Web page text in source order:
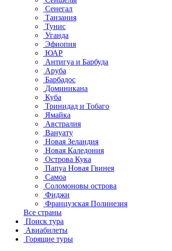
Сенегал
Танзания
Тунис
Уганда
Эфиопия
ЮАР
Антигуа и Барбуда
Аруба
Барбадос
Доминикана
Куба
Тринидад и Тобаго
Ямайка
Австралия
Вануату
Новая Зеландия
Новая Каледония
Острова Кука
Папуа Новая Гвинея
Самоа
Соломоновы острова
Фиджи
Французская Полинезия
Все страны
Поиск тура
Авиабилеты
Горящие туры